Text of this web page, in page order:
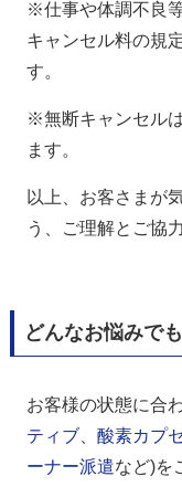
※仕事や体調不良
キャンセル料の規
す。
※無断キャンセル
ます。
以上、お客さまが
う、ご理解とご協
どんなお悩みで
お客様の状態に合
ティブ、 酸素カプ
ーナー派遣など)を